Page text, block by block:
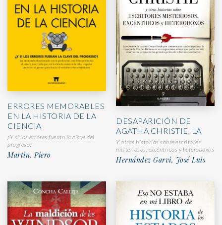
ERRORES MEMORABLES
EN LA HISTORIA DE LA
CIENCIA
¿Y si los errores fueran la clave del
progreso?
Martin, Piero
DESAPARICIÓN DE
AGATHA CHRISTIE, LA
Y otras historias sobre escritores
misteriosos, excéntricos y heterodoxos
Hernández Garvi, José Luis